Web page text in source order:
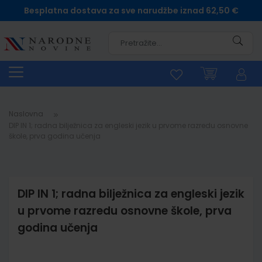
Besplatna dostava za sve narudžbe iznad 62,50 €
Naslovna
DIP IN 1; radna bilježnica za engleski jezik
u prvome razredu osnovne škole, prva
godina učenja